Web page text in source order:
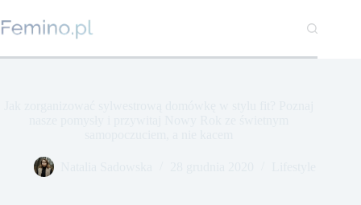
do
treści